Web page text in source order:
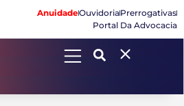
AnuidadeOuvidoriaPrerrogativas
Portal Da Advocacia